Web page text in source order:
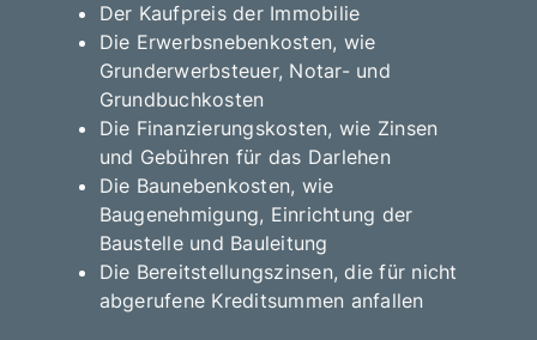
Der Kaufpreis der Immobilie
Die Erwerbsnebenkosten, wie
Grunderwerbsteuer, Notar- und
Grundbuchkosten
Die Finanzierungskosten, wie Zinsen
und Gebühren für das Darlehen
Die Baunebenkosten, wie
Baugenehmigung, Einrichtung der
Baustelle und Bauleitung
Die Bereitstellungszinsen, die für nicht
abgerufene Kreditsummen anfallen